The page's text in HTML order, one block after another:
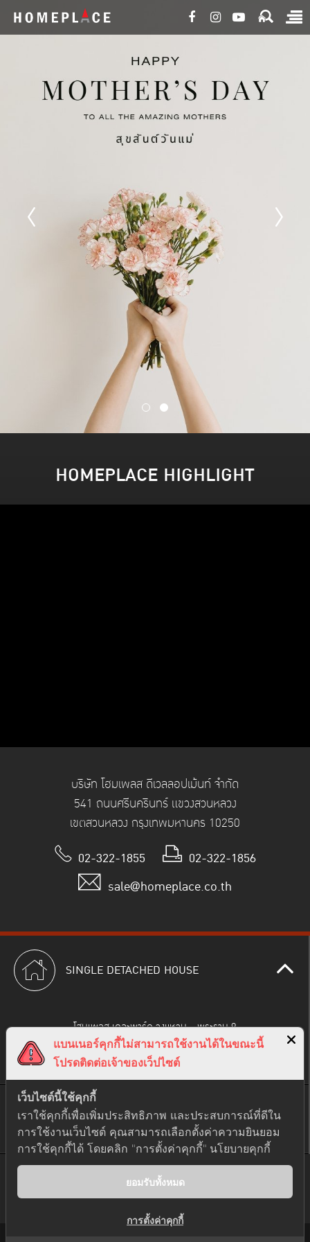
HOMEPLACE HIGHLIGHT
บริษัท โฮมเพลส ดีเวลลอปเม้นท์ จำกัด
541 ถนนศรีนครินทร์ แขวงสวนหลวง
เขตสวนหลวง กรุงเทพมหานคร 10250
02-322-1855
02-322-1856
sale@homeplace.co.th
SINGLE DETACHED HOUSE
โฮมเพลส เดอะพาร์ค วงแหวน - พระราม 9
โฮมเพลส วงแหวนรัตนาธิเบศร์
โฮมเพลส เดอะพาร์ค ราชพฤกษ์ - รัตนาธิเบศร์
TOWNHOME/SHOP HOUSE
CONDOMINIUM
แบนเนอร์คุกกี้ไม่สามารถใช้งานได้ในขณะนี้
โปรดติดต่อเจ้าของเว็ปไซต์
เว็บไซต์นี้ใช้คุกกี้
เราใช้คุกกี้เพื่อเพิ่มประสิทธิภาพ และประสบการณ์ที่ดีใน
การใช้งานเว็บไซต์ คุณสามารถเลือกตั้งค่าความยินยอม
การใช้คุกกี้ได้ โดยคลิก "การตั้งค่าคุกกี้" นโยบายคุกกี้
ยอมรับทั้งหมด
การตั้งค่าคุกกี้